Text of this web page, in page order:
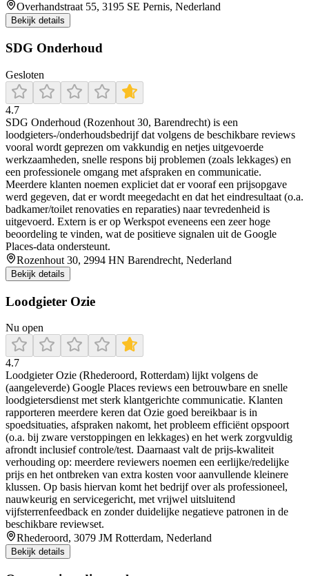
Overhandstraat 55, 3195 SE Pernis, Nederland
Bekijk details
SDG Onderhoud
Gesloten
4.7
SDG Onderhoud (Rozenhout 30, Barendrecht) is een
loodgieters-/onderhoudsbedrijf dat volgens de beschikbare reviews
vooral wordt geprezen om vakkundig en netjes uitgevoerde
werkzaamheden, snelle respons bij problemen (zoals lekkages) en
een professionele omgang met afspraken en communicatie.
Meerdere klanten noemen expliciet dat er vooraf een prijsopgave
werd gegeven, dat er wordt meegedacht en dat het eindresultaat (o.a.
badkamer/toilet renovaties en reparaties) naar tevredenheid is
uitgevoerd. Extern is er op Werkspot eveneens een zeer hoge
beoordeling te vinden, wat de positieve signalen uit de Google
Places-data ondersteunt.
Rozenhout 30, 2994 HN Barendrecht, Nederland
Bekijk details
Loodgieter Ozie
Nu open
4.7
Loodgieter Ozie (Rhederoord, Rotterdam) lijkt volgens de
(aangeleverde) Google Places reviews een betrouwbare en snelle
loodgietersdienst met sterk klantgerichte communicatie. Klanten
rapporteren meerdere keren dat Ozie goed bereikbaar is in
spoedsituaties, afspraken nakomt, het probleem efficiënt opspoort
(o.a. bij zware verstoppingen en lekkages) en het werk zorgvuldig
afrondt inclusief controle/test. Daarnaast valt de prijs-kwaliteit
verhouding op: meerdere reviewers noemen een eerlijke/redelijke
prijs en het ontbreken van extra kosten voor aanvullende kleinere
klussen. Op basis hiervan komt het bedrijf over als professioneel,
nauwkeurig en servicegericht, met vrijwel uitsluitend
vijfsterrenfeedback en zonder duidelijke negatieve patronen in de
beschikbare reviewset.
Rhederoord, 3079 JM Rotterdam, Nederland
Bekijk details